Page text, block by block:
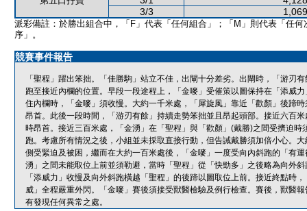
3/3
派彩備註：於勝出組合中，「F」代表「任何組合」；「M」則代表「任何
序」。
競賽事件報告
「聖程」躍出笨拙。「佳勝駒」站立不佳，出閘十分差劣。出閘時，「游刃
跑至接近內欄的位置。早段一段途程上，「金嘜」受催策以圖保持在「添威
住內欄時，「金嘜」須收慢。大約一千米處，「犀旋風」靠近「歡顏」後蹄
昂首。此後一段時間，「游刃有餘」持續走勢笨拙並且昂起頭部。接近六百
時昂首。接近三百米處，「金湧」在「聖程」與「歡顏」(戴勝)之間受擠迫
跑。考慮所有情況之後，小組並未採取直接行動，但告誡戴勝須加倍小心。
側受緊迫及被困，繼而在大約一百米處後，「金嘜」一度受向內斜跑的「有
湧」之間未能取位上前並須勒避，當時「聖程」從「快勁多」之後略為向外
「添威力」收慢及向外斜跑橫越「聖程」的後蹄以圖取位上前。接近終點時
威」全程嚴重外閃。「金嘜」賽後須接受獸醫檢驗及例行檢查。賽後，獸醫
有發現任何異常之處。